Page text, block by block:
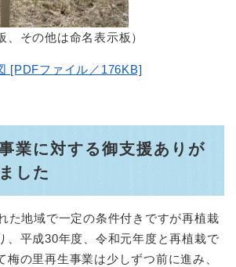
、その他は命名表示板）
[PDFファイル／176KB]
業に対する御支援ありが
した
た地域で一定の条件付きですが再植栽
、平成30年度、令和元年度と再植栽で
梅の里再生事業は少しずつ前に進み、